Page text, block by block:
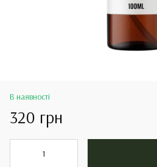
В наявності
320 грн